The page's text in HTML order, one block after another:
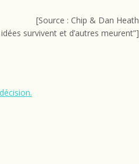
[Source : Chip & Dan Heath
survivent et d’autres meurent”]